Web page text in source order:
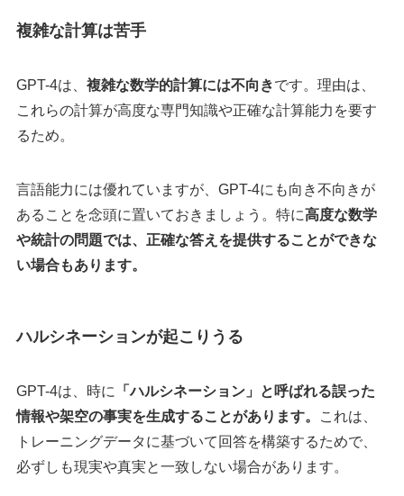
複雑な計算は苦手
GPT-4は、 複雑な数学的計算には不向きです。理由は、
これらの計算が高度な専門知識や正確な計算能力を要す
るため。
言語能力には優れていますが、GPT-4にも向き不向きが
あることを念頭に置いておきましょう。特に高度な数学
や統計の問題では、正確な答えを提供することができな
い場合もあります。
ハルシネーションが起こりうる
GPT-4は、時に
「ハルシネーション」と呼ばれる誤った
情報や架空の事実を生成することがあります。
これは、
トレーニングデータに基づいて回答を構築するためで、
必ずしも現実や真実と一致しない場合があります。